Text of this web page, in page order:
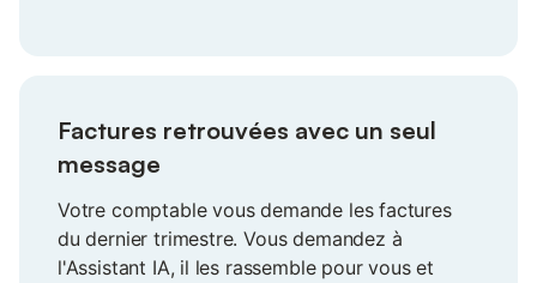
Factures retrouvées avec un seul
message
Votre comptable vous demande les factures
du dernier trimestre. Vous demandez à
l'Assistant IA, il les rassemble pour vous et